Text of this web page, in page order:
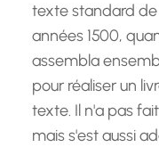
texte standard
années 1500,
assembla
pour réaliser un
texte. Il n'a pas
mais s'est aussi